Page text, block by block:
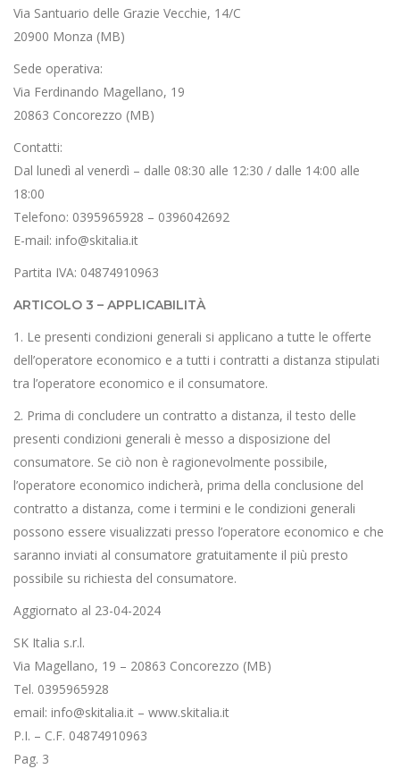
Via Santuario delle Grazie Vecchie, 14/C
20900 Monza (MB)
Sede operativa:
Via Ferdinando Magellano, 19
20863 Concorezzo (MB)
Contatti:
Dal lunedì al venerdì – dalle 08:30 alle 12:30 / dalle 14:00 alle
18:00
Telefono: 0395965928 – 0396042692
E-mail: info@skitalia.it
Partita IVA: 04874910963
ARTICOLO 3 – APPLICABILITÀ
1. Le presenti condizioni generali si applicano a tutte le offerte
dell’operatore economico e a tutti i contratti a distanza stipulati
tra l’operatore economico e il consumatore.
2. Prima di concludere un contratto a distanza, il testo delle
presenti condizioni generali è messo a disposizione del
consumatore. Se ciò non è ragionevolmente possibile,
l’operatore economico indicherà, prima della conclusione del
contratto a distanza, come i termini e le condizioni generali
possono essere visualizzati presso l’operatore economico e che
saranno inviati al consumatore gratuitamente il più presto
possibile su richiesta del consumatore.
Aggiornato al 23-04-2024
SK Italia s.r.l.
Via Magellano, 19 – 20863 Concorezzo (MB)
Tel. 0395965928
email: info@skitalia.it – www.skitalia.it
P.I. – C.F. 04874910963
Pag. 3